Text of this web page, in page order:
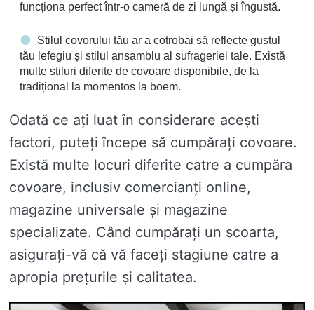
funcționa perfect într-o cameră de zi lungă și îngustă.
Stilul covorului tău ar a cotrobai să reflecte gustul
tău lefegiu și stilul ansamblu al sufrageriei tale. Există
multe stiluri diferite de covoare disponibile, de la
tradițional la momentos la boem.
Odată ce ați luat în considerare acești
factori, puteți începe să cumpărați covoare.
Există multe locuri diferite catre a cumpăra
covoare, inclusiv comercianți online,
magazine universale și magazine
specializate. Când cumpărați un scoarta,
asigurați-vă că vă faceți stagiune catre a
apropia prețurile și calitatea.